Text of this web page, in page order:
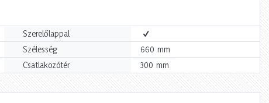
Szerelőlappal
Szélesség 660 mm
Csatlakozótér 300 mm